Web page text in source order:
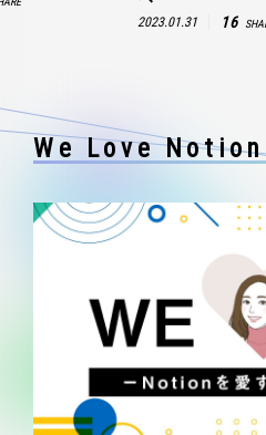
2023.01.31 16
We Love